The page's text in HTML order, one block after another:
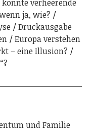
verheerende
ja, wie?
Druckausgabe
Europa verstehen
– eine Illusion?
und Familie